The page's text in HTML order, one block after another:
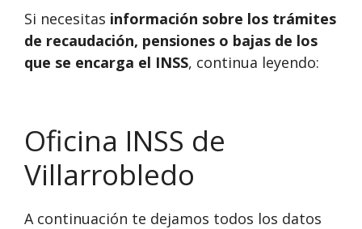
Si necesitas información sobre los trámites
de recaudación, pensiones o bajas de los
que se encarga el INSS, continua leyendo:
Oficina INSS de
Villarrobledo
A continuación te dejamos todos los datos